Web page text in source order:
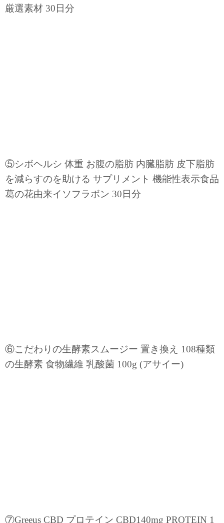
厳選素材 30日分
⑤シボヘルシ 体重 お腹の脂肪 内臓脂肪 皮下脂肪
を減らすのを助ける サプリメント 機能性表示食品
葛の花由来イソフラボン 30日分
⑥こだわりの生酵素スムージー 置き換え 108種類
の生酵素 食物繊維 乳酸菌 100g (アサイー)
⑦Greeus CBD プロテイン CBD140mg PROTEIN 1